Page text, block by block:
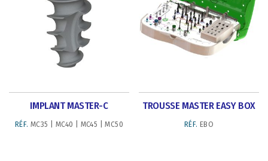
IMPLANT MASTER-C
RÉF. MC35 | MC40 | MC45 | MC50
TROUSSE MASTER EASY BOX
RÉF. EBO